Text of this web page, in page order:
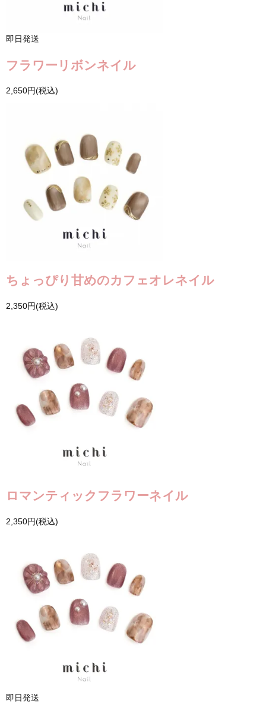
即日発送
フラワーリボンネイル
2,650円(税込)
ちょっぴり甘めのカフェオレネイル
2,350円(税込)
ロマンティックフラワーネイル
2,350円(税込)
即日発送